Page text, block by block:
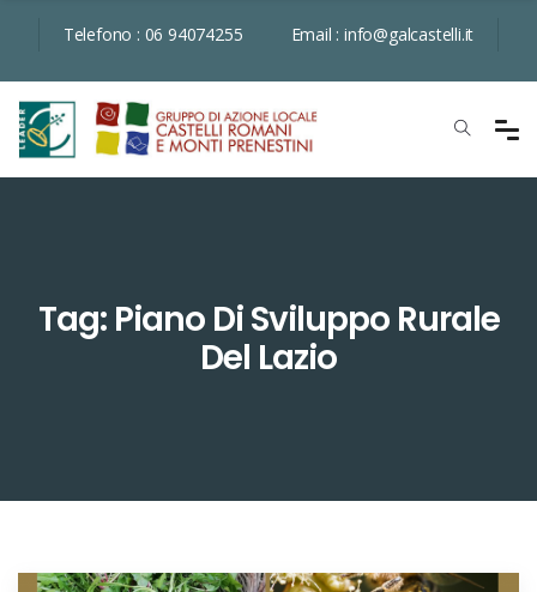
Telefono : 06 94074255 Email : info@galcastelli.it
Tag: Piano Di Sviluppo Rurale
Del Lazio